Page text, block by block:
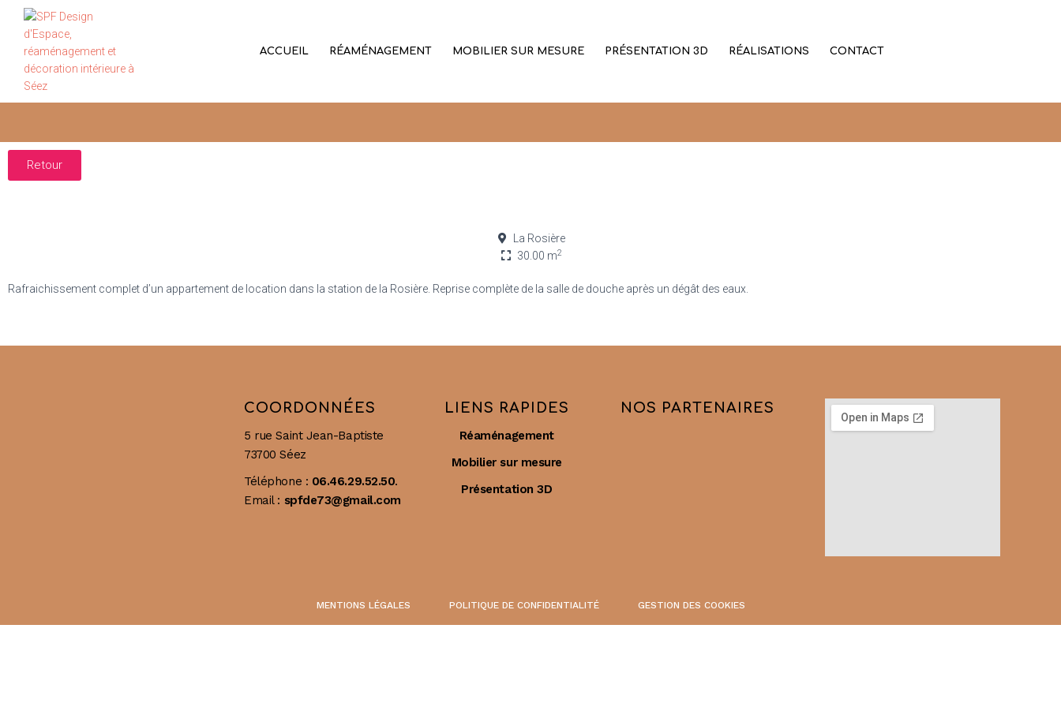
ACCUEIL RÉAMÉNAGEMENT MOBILIER SUR MESURE PRÉSENTATION 3D RÉALISATIONS CONTACT
Retour
La Rosière
30.00 m2
Rafraichissement complet d’un appartement de location dans la station de la Rosière. Reprise complète de la salle de douche après un dégât des eaux.
COORDONNÉES
5 rue Saint Jean-Baptiste
73700 Séez
Téléphone : 06.46.29.52.50.
Email : spfde73@gmail.com
LIENS RAPIDES
Réaménagement
Mobilier sur mesure
Présentation 3D
NOS PARTENAIRES
MENTIONS LÉGALES POLITIQUE DE CONFIDENTIALITÉ GESTION DES COOKIES